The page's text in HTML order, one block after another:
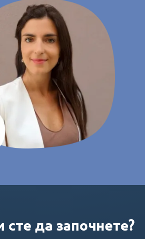
сте да започнете?